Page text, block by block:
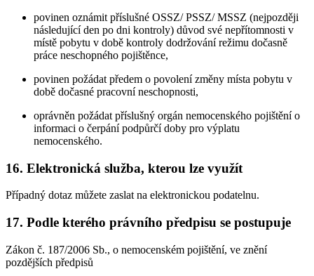
povinen oznámit příslušné OSSZ/ PSSZ/ MSSZ (nejpozději
následující den po dni kontroly) důvod své nepřítomnosti v
místě pobytu v době kontroly dodržování režimu dočasně
práce neschopného pojištěnce,
povinen požádat předem o povolení změny místa pobytu v
době dočasné pracovní neschopnosti,
oprávněn požádat příslušný orgán nemocenského pojištění o
informaci o čerpání podpůrčí doby pro výplatu
nemocenského.
16. Elektronická služba, kterou lze využít
Případný dotaz můžete zaslat na elektronickou podatelnu.
17. Podle kterého právního předpisu se postupuje
Zákon č. 187/2006 Sb., o nemocenském pojištění, ve znění
pozdějších předpisů